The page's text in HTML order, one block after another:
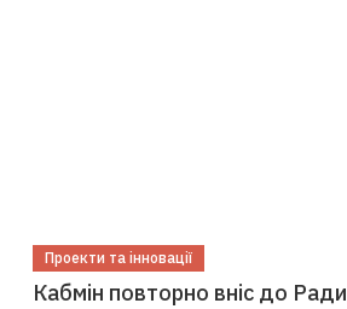
Проекти та інновації
Кабмін повторно вніс до Ради